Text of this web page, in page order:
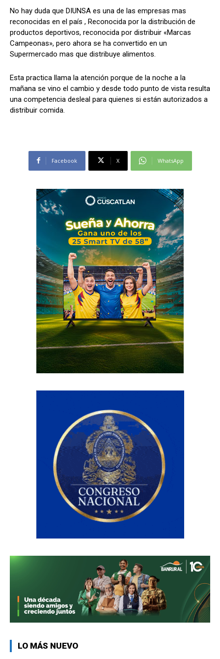
Comparta
Facebook X WhatsApp
Comparta
Facebook X WhatsApp
No hay duda que DIUNSA es una de las empresas mas
reconocidas en el país , Reconocida por la distribución de
productos deportivos, reconocida por distribuir «Marcas
Campeonas», pero ahora se ha convertido en un
Supermercado mas que distribuye alimentos.
Esta practica llama la atención porque de la noche a la
mañana se vino el cambio y desde todo punto de vista resulta
una competencia desleal para quienes si están autorizados a
distribuir comida.
Facebook X WhatsApp
LO MÁS NUEVO